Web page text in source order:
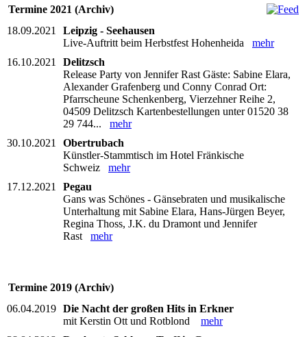
Termine 2021 (Archiv)
18.09.2021
Leipzig - Seehausen
Live-Auftritt beim Herbstfest Hohenheida mehr
16.10.2021
Delitzsch
Release Party von Jennifer Rast Gäste: Sabine Elara,
Alexander Grafenberg und Conny Conrad Ort:
Pfarrscheune Schenkenberg, Vierzehner Reihe 2,
04509 Delitzsch Kartenbestellungen unter 01520 38
29 744... mehr
30.10.2021
Obertrubach
Künstler-Stammtisch im Hotel Fränkische
Schweiz mehr
17.12.2021
Pegau
Gans was Schönes - Gänsebraten und musikalische
Unterhaltung mit Sabine Elara, Hans-Jürgen Beyer,
Regina Thoss, J.K. du Dramont und Jennifer
Rast mehr
Termine 2019 (Archiv)
06.04.2019 Die Nacht der großen Hits in Erkner
mit Kerstin Ott und Rotblond mehr